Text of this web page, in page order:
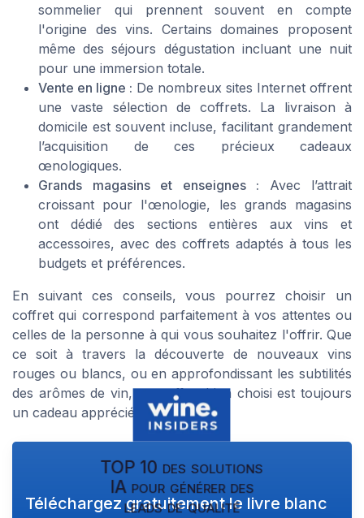
sommelier qui prennent souvent en compte
l'origine des vins. Certains domaines proposent
même des séjours dégustation incluant une nuit
pour une immersion totale.
Vente en ligne : De nombreux sites Internet offrent
une vaste sélection de coffrets. La livraison à
domicile est souvent incluse, facilitant grandement
l’acquisition de ces précieux cadeaux
œnologiques.
Grands magasins et enseignes : Avec l’attrait
croissant pour l'œnologie, les grands magasins
ont dédié des sections entières aux vins et
accessoires, avec des coffrets adaptés à tous les
budgets et préférences.
En suivant ces conseils, vous pourrez choisir un
coffret qui correspond parfaitement à vos attentes ou
celles de la personne à qui vous souhaitez l'offrir. Que
ce soit à travers la découverte de nouveaux vins
rouges ou blancs, ou en approfondissant les subtilités
des arômes de vin, un coffret bien choisi est toujours
un cadeau apprécié.
TOP 10 des solutions
IA pour générer des
leads de qualité
Téléchargez gratuitement le livre blanc